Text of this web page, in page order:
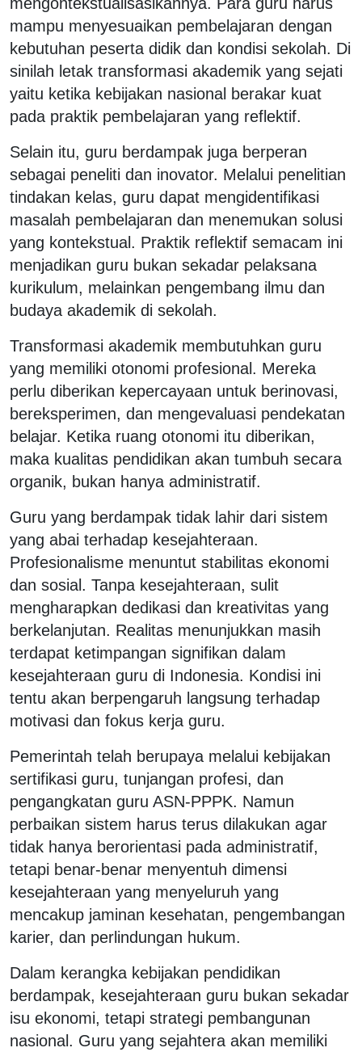
mampu menyesuaikan pembelajaran dengan
kebutuhan peserta didik dan kondisi sekolah. Di
sinilah letak transformasi akademik yang sejati
yaitu ketika kebijakan nasional berakar kuat
pada praktik pembelajaran yang reflektif.
Selain itu, guru berdampak juga berperan
sebagai peneliti dan inovator. Melalui penelitian
tindakan kelas, guru dapat mengidentifikasi
masalah pembelajaran dan menemukan solusi
yang kontekstual. Praktik reflektif semacam ini
menjadikan guru bukan sekadar pelaksana
kurikulum, melainkan pengembang ilmu dan
budaya akademik di sekolah.
Transformasi akademik membutuhkan guru
yang memiliki otonomi profesional. Mereka
perlu diberikan kepercayaan untuk berinovasi,
bereksperimen, dan mengevaluasi pendekatan
belajar. Ketika ruang otonomi itu diberikan,
maka kualitas pendidikan akan tumbuh secara
organik, bukan hanya administratif.
Guru yang berdampak tidak lahir dari sistem
yang abai terhadap kesejahteraan.
Profesionalisme menuntut stabilitas ekonomi
dan sosial. Tanpa kesejahteraan, sulit
mengharapkan dedikasi dan kreativitas yang
berkelanjutan. Realitas menunjukkan masih
terdapat ketimpangan signifikan dalam
kesejahteraan guru di Indonesia. Kondisi ini
tentu akan berpengaruh langsung terhadap
motivasi dan fokus kerja guru.
Pemerintah telah berupaya melalui kebijakan
sertifikasi guru, tunjangan profesi, dan
pengangkatan guru ASN-PPPK. Namun
perbaikan sistem harus terus dilakukan agar
tidak hanya berorientasi pada administratif,
tetapi benar-benar menyentuh dimensi
kesejahteraan yang menyeluruh yang
mencakup jaminan kesehatan, pengembangan
karier, dan perlindungan hukum.
Dalam kerangka kebijakan pendidikan
berdampak, kesejahteraan guru bukan sekadar
isu ekonomi, tetapi strategi pembangunan
nasional. Guru yang sejahtera akan memiliki